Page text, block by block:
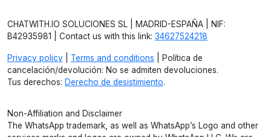
CHATWITH.IO SOLUCIONES SL | MADRID-ESPAÑA | NIF:
B42935981 | Contact us with this link: 34627524218
Privacy policy Terms and conditions | Política de
cancelación/devolución: No se admiten devoluciones.
Tus derechos: Derecho de desistimiento.
Non-Affiliation and Disclaimer
The WhatsApp trademark, as well as WhatsApp’s Logo and other